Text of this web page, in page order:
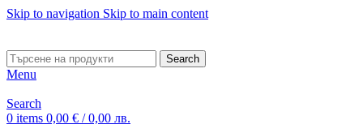
Skip to navigation Skip to main content
Search
Menu
Search
0 items 0,00 € / 0,00 лв.